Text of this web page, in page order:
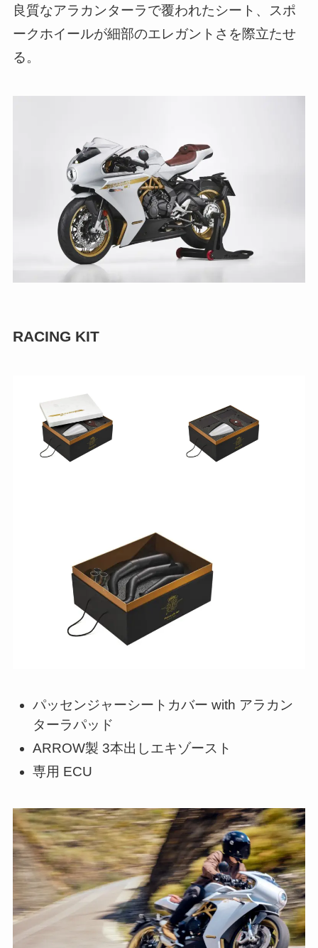
良質なアラカンターラで覆われたシート、スポ
ークホイールが細部のエレガントさを際立たせ
る。
RACING KIT
パッセンジャーシートカバー with アラカン
ターラパッド
ARROW製 3本出しエキゾースト
専用 ECU